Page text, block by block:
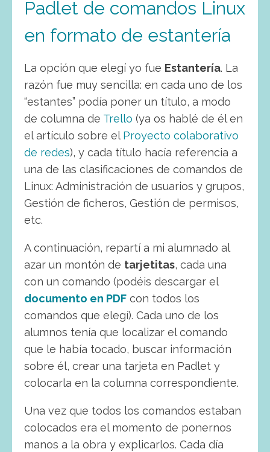
Padlet de comandos Linux
en formato de estantería
La opción que elegí yo fue Estantería. La
razón fue muy sencilla: en cada uno de los
“estantes” podía poner un título, a modo
de columna de Trello (ya os hablé de él en
el artículo sobre el Proyecto colaborativo
de redes), y cada título hacía referencia a
una de las clasificaciones de comandos de
Linux: Administración de usuarios y grupos,
Gestión de ficheros, Gestión de permisos,
etc.
A continuación, repartí a mi alumnado al
azar un montón de tarjetitas, cada una
con un comando (podéis descargar el
documento en PDF con todos los
comandos que elegí). Cada uno de los
alumnos tenía que localizar el comando
que le había tocado, buscar información
sobre él, crear una tarjeta en Padlet y
colocarla en la columna correspondiente.
Una vez que todos los comandos estaban
colocados era el momento de ponernos
manos a la obra y explicarlos. Cada día